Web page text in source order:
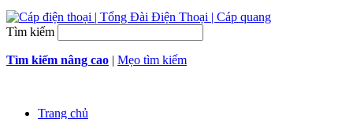
Tìm kiếm
Tìm kiếm nâng cao | Mẹo tìm kiếm
Trang chủ